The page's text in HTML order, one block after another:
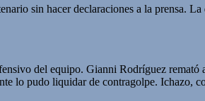
sin hacer declaraciones a la prensa.
del equipo. Gianni Rodríguez
lo pudo liquidar de contragolpe. Ichazo,